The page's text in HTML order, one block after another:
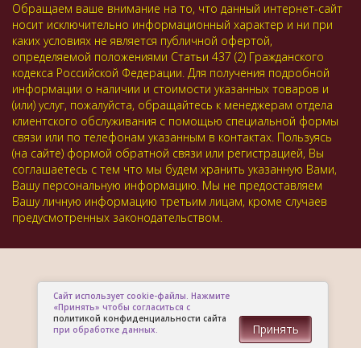
Обращаем ваше внимание на то, что данный интернет-сайт
носит исключительно информационный характер и ни при
каких условиях не является публичной офертой,
определяемой положениями Статьи 437 (2) Гражданского
кодекса Российской Федерации. Для получения подробной
информации о наличии и стоимости указанных товаров и
(или) услуг, пожалуйста, обращайтесь к менеджерам отдела
клиентского обслуживания с помощью специальной формы
связи или по телефонам указанным в контактах. Пользуясь
(на сайте) формой обратной связи или регистрацией, Вы
соглашаетесь с тем что мы будем хранить указанную Вами,
Вашу персональную информацию. Мы не предоставляем
Вашу личную информацию третьим лицам, кроме случаев
предусмотренных законодательством.
Сайт использует cookie-файлы. Нажмите
«Принять» чтобы согласиться с
политикой конфиденциальности сайта
при обработке данных.
Принять